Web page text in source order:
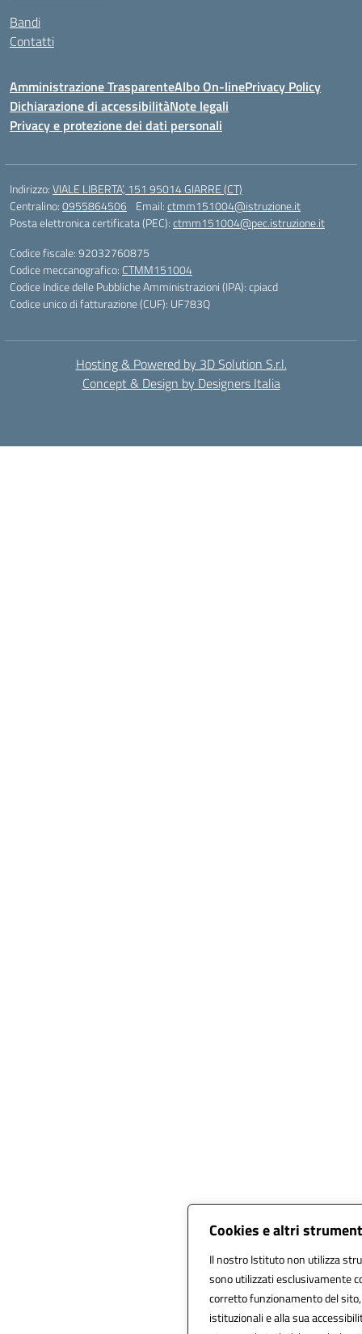
Cookies e altri
Il nostro Istituto non utilizza
sono utilizzati esclusivamente
corretto funzionamento del
istituzionali e alla sua
Bandi
Contatti
Amministrazione TrasparenteAlbo On-linePrivacy Policy
Dichiarazione di accessibilitàNote legali
Privacy e protezione dei dati personali
Indirizzo:VIALE LIBERTA’, 151 95014 GIARRE (CT)
Centralino:0955864506 Email:ctmm151004@istruzione.it
Posta elettronica certificata (PEC):ctmm151004@pec.istruzione.it
Codice fiscale: 92032760875
Codice meccanografico: CTMM151004
Codice Indice delle Pubbliche Amministrazioni (IPA): cpiacd
Codice unico di fatturazione (CUF): UF783Q
Hosting & Powered by 3D Solution S.r.l.
Concept & Design by Designers Italia